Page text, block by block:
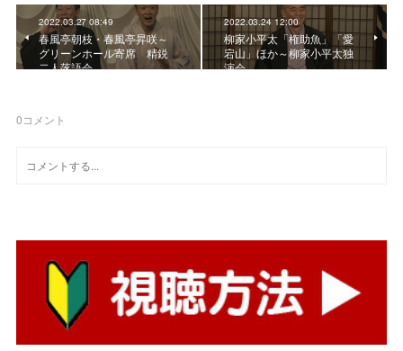
2022.03.27 08:49
春風亭朝枝・春風亭昇咲～
グリーンホール寄席 精鋭
二人落語会
2022.03.24 12:00
柳家小平太「権助魚」「愛
宕山」ほか～柳家小平太独
演会
0コメント